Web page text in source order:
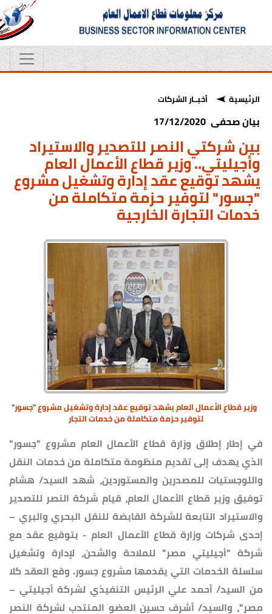
الرئيسية أخبــار الشركات
بيان صحفى 17/12/2020
بين شركتي النصر للتصدير والاستيراد
وأجيليتي.. وزير قطاع الأعمال العام
يشهد توقيع عقد إدارة وتشغيل مشروع
"جسور" لتوفير حزمة متكاملة من
خدمات التجارة الخارجية
وزير قطاع الأعمال العام يشهد توقيع عقد إدارة وتشغيل مشروع "جسور"
لتوفير حزمة متكاملة من خدمات التجار
في إطار إطلاق وزارة قطاع الأعمال العام مشروع "جسور"
الذي يهدف إلى تقديم منظومة متكاملة من خدمات النقل
واللوجستيات للمصدرين والمستوردين، شهد السيد/ هشام
توفيق وزير قطاع الأعمال العام، قيام شركة النصر للتصدير
والاستيراد التابعة للشركة القابضة للنقل البحري والبري –
إحدى شركات وزارة قطاع الأعمال العام - بتوقيع عقد مع
شركة "أجيليتي مصر" للملاحة والشحن، لإدارة وتشغيل
سلسلة الخدمات التي يقدمها مشروع جسور. وقع العقد كلا
من السيد/ أحمد علي الرئيس التنفيذي لشركة أجيليتي –
مصر"، والسيد/ أشرف حسين العضو المنتدب لشركة النصر